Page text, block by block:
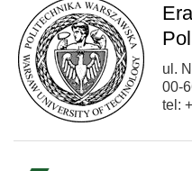
ul.
00-
tel: